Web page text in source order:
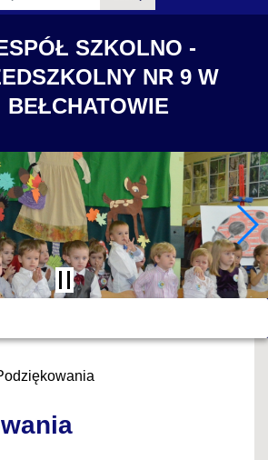
SZKOLNO -
NR 9 W
BEŁCHATOWIE